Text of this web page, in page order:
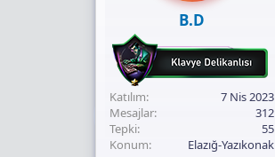
B.D
Katılım
7 Nis 2023
Mesajlar
312
Tepki
55
Konum
Elazığ-Yazıkonak